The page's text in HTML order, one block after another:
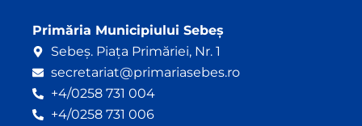
Primăria Municipiului Sebeș
Sebeș. Piața Primăriei, Nr. 1
secretariat@primariasebes.ro
+4/0258 731 004
+4/0258 731 006